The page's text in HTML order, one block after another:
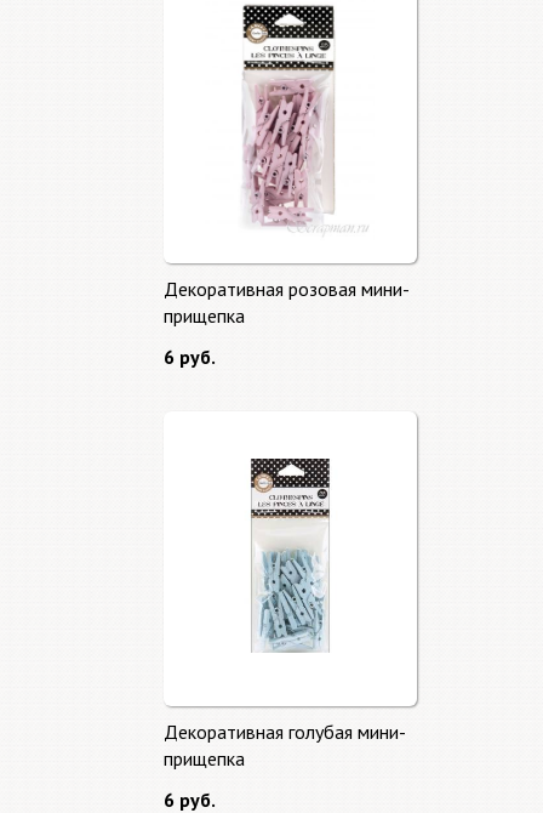
Декоративная розовая мини-
прищепка
6 руб.
Декоративная голубая мини-
прищепка
6 руб.